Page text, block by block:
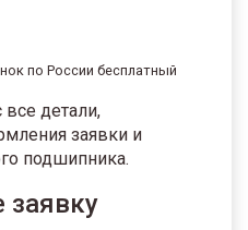
по России бесплатный
детали,
заявки и
подшипника.
заявку